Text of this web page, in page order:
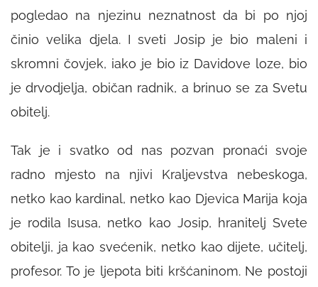
pogledao na njezinu neznatnost da bi po njoj
činio velika djela. I sveti Josip je bio maleni i
skromni čovjek, iako je bio iz Davidove loze, bio
je drvodjelja, običan radnik, a brinuo se za Svetu
obitelj.
Tak je i svatko od nas pozvan pronaći svoje
radno mjesto na njivi Kraljevstva nebeskoga,
netko kao kardinal, netko kao Djevica Marija koja
je rodila Isusa, netko kao Josip, hranitelj Svete
obitelji, ja kao svećenik, netko kao dijete, učitelj,
profesor. To je ljepota biti kršćaninom. Ne postoji